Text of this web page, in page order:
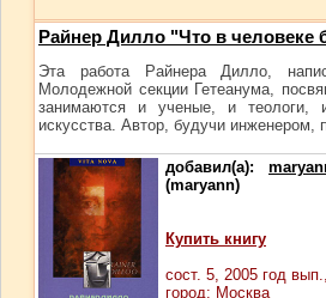
Райнер Дилло "Что в человеке
Эта работа Райнера Дилло,
Молодежной секции Гетеанума,
занимаются и ученые, и
искусства. Автор, будучи инженером,
добавил(а):
(maryann)
Купить книгу
сост. 5, 2005 год
город: Москва